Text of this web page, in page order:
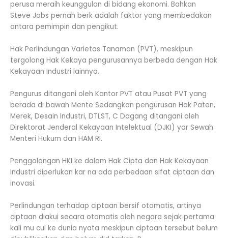
perusa meraih keunggulan di bidang ekonomi. Bahkan
Steve Jobs pernah berk adalah faktor yang membedakan
antara pemimpin dan pengikut.
Hak Perlindungan Varietas Tanaman (PVT), meskipun
tergolong Hak Kekaya pengurusannya berbeda dengan Hak
Kekayaan Industri lainnya.
Pengurus ditangani oleh Kantor PVT atau Pusat PVT yang
berada di bawah Mente Sedangkan pengurusan Hak Paten,
Merek, Desain Industri, DTLST, C Dagang ditangani oleh
Direktorat Jenderal Kekayaan Intelektual (DJKI) yar Sewah
Menteri Hukum dan HAM RI.
Penggolongan HKI ke dalam Hak Cipta dan Hak Kekayaan
Industri diperlukan kar na ada perbedaan sifat ciptaan dan
inovasi.
Perlindungan terhadap ciptaan bersif otomatis, artinya
ciptaan diakui secara otomatis oleh negara sejak pertama
kali mu cul ke dunia nyata meskipun ciptaan tersebut belum